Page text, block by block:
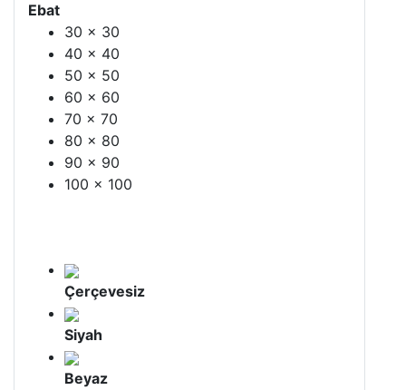
Ebat
30 x 30
40 x 40
50 x 50
60 x 60
70 x 70
80 x 80
90 x 90
100 x 100
Çerçevesiz
Siyah
Beyaz